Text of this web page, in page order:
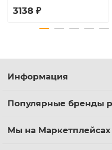
3138 ₽
Информация
Популярные бренды
Мы на Маркетплейсах